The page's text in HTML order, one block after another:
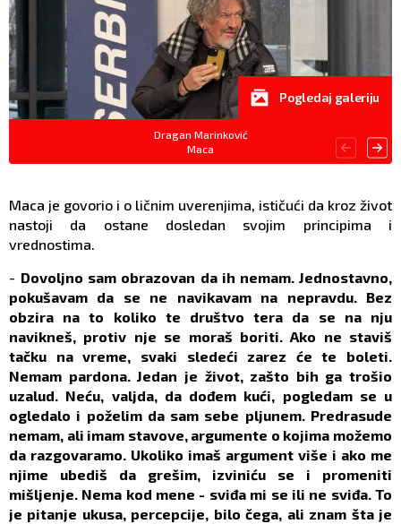
Dragan Marinković
Maca
Pogledaj galeriju
Maca je govorio i o ličnim uverenjima, ističući da kroz život
nastoji da ostane dosledan svojim principima i
vrednostima.
- Dovoljno sam obrazovan da ih nemam. Jednostavno,
pokušavam da se ne navikavam na nepravdu. Bez
obzira na to koliko te društvo tera da se na nju
navikneš, protiv nje se moraš boriti. Ako ne staviš
tačku na vreme, svaki sledeći zarez će te boleti.
Nemam pardona. Jedan je život, zašto bih ga trošio
uzalud. Neću, valjda, da dođem kući, pogledam se u
ogledalo i poželim da sam sebe pljunem. Predrasude
nemam, ali imam stavove, argumente o kojima možemo
da razgovaramo. Ukoliko imaš argument više i ako me
njime ubediš da grešim, izviniću se i promeniti
mišljenje. Nema kod mene - sviđa mi se ili ne sviđa. To
je pitanje ukusa, percepcije, bilo čega, ali znam šta je